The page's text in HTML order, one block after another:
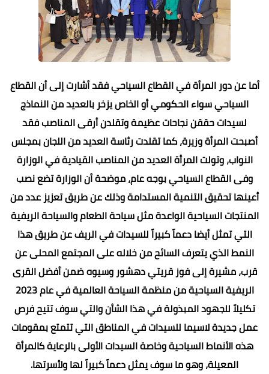
أما عن دور المرأة في القطاع السياحي فقد أشارت إلى أن القطاع
السياحي سواء الحكومي أو الخاص يزخر بالعديد من النماذج
لسيدات حققن نجاحات عظيمة وتقلدن أرقى المناصب فقد
أصبحت المرأة وزيرة، كما تقلدت رئاسة العديد من اللجان بمجلس
النواب، وتولت المرأة العديد من المناصب القيادية في الوزارة
وفى القطاع السياحي بوجه عام، موضحة أن الوزارة تضع نصب
أعينها تحقيق التنمية المستدامة وذلك عن طريق تعزيز عدد من
المنتجات السياحية الواعدة مثل سياحة الطعام والسياحة الريفية
التي تمثل أيضا دعماً كبيراً للسيدات في الريف عن طريق هذا
النمط الذي يتعرف السائح من خلاله على المجتمع المحلى عن
قرب، مشيرة إلى فوز قريتي دهشور وسيوه ضمن أفضل القرى
الريفية السياحية من منظمة السياحة العالمية في عام 2023
تكليلاً للجهود المبذولة في هذا الشأن والتي سوف تتيح فرص
عمل جديدة لاسيما للسيدات في المناطق التي تتمتع بمقومات
هذه الأنماط السياحية وخاصة السيدات الأولى بالرعاية كالمرأة
المعيلة، وهو ما سوف يمثل دعماً كبيراً لها ولأسرتها.